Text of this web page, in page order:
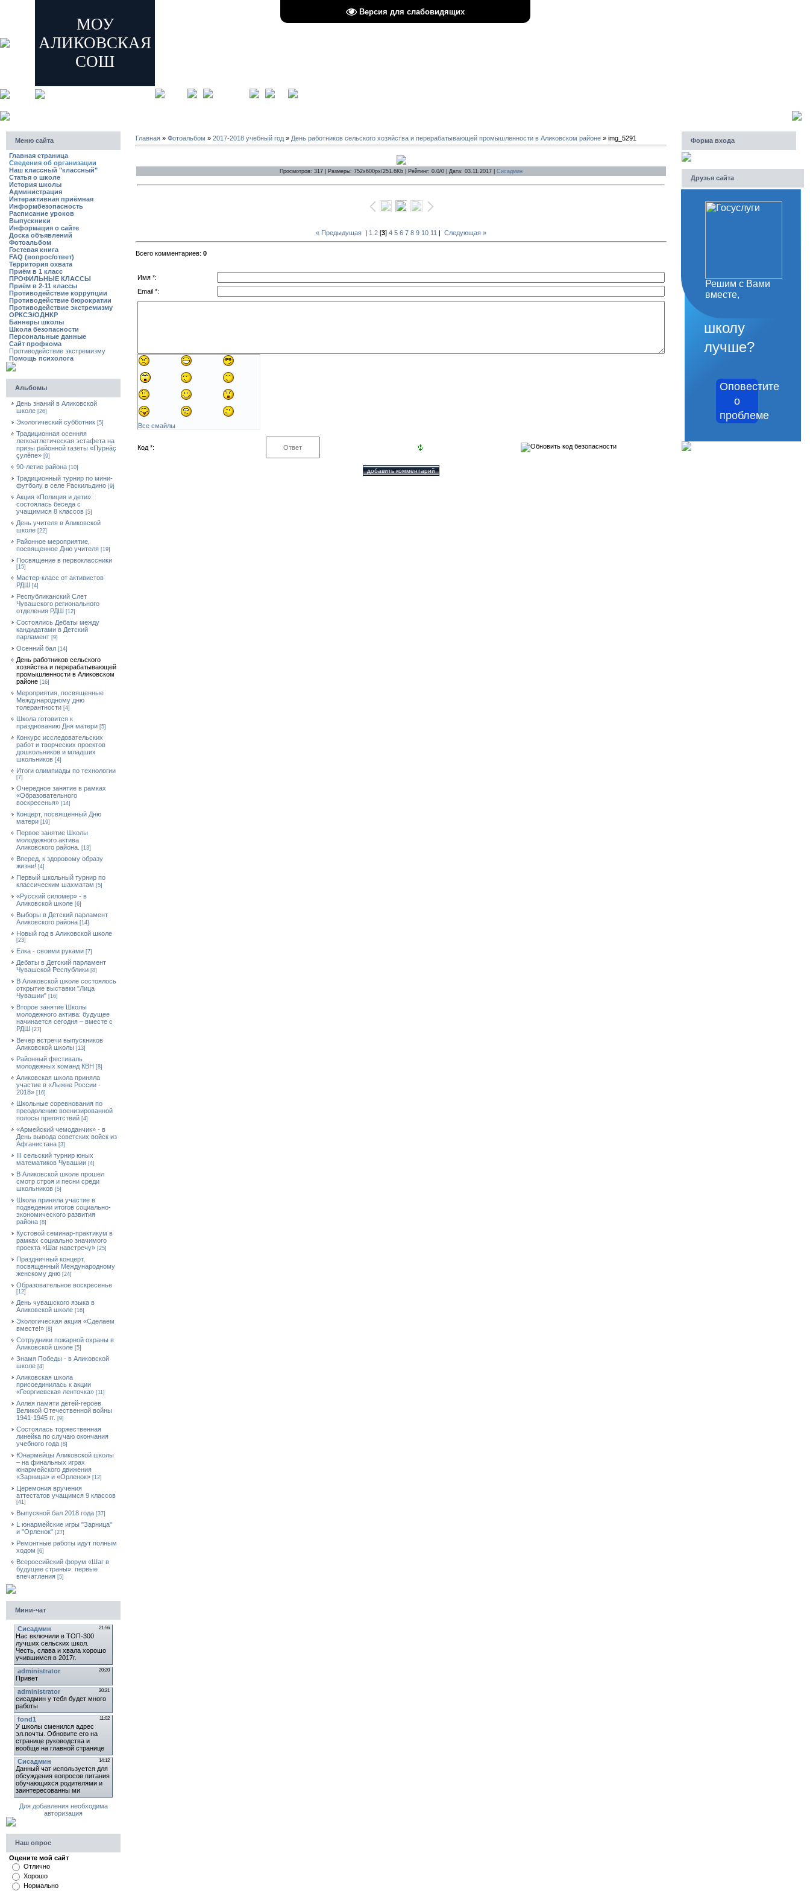
Версия для слабовидящих
МОУ
АЛИКОВСКАЯ
СОШ
Меню сайта
Главная страница
Сведения об организации
Наш классный "классный"
Статья о школе
История школы
Администрация
Интерактивная приёмная
Информбезопасность
Расписание уроков
Выпускники
Информация о сайте
Доска объявлений
Фотоальбом
Гостевая книга
FAQ (вопрос/ответ)
Территория охвата
Приём в 1 класс
ПРОФИЛЬНЫЕ КЛАССЫ
Приём в 2-11 классы
Противодействие коррупции
Противодействие бюрократии
Противодействие экстремизму
ОРКСЭ/ОДНКР
Баннеры школы
Школа безопасности
Персональные данные
Сайт профкома
Противодействие экстремизму
Помощь психолога
Альбомы
День знаний в Аликовской
школе [26]
Экологический субботник [5]
Традиционная осенняя
легкоатлетическая эстафета на
призы районной газеты «Пурнăç
çулĕпе» [9]
90-летие района [10]
Традиционный турнир по мини-
футболу в селе Раскильдино [9]
Акция «Полиция и дети»:
состоялась беседа с
учащимися 8 классов [5]
День учителя в Аликовской
школе [22]
Районное мероприятие,
посвященное Дню учителя [19]
Посвящение в первоклассники
[15]
Мастер-класс от активистов
РДШ [4]
Республиканский Слет
Чувашского регионального
отделения РДШ [12]
Состоялись Дебаты между
кандидатами в Детский
парламент [9]
Осенний бал [14]
День работников сельского
хозяйства и перерабатывающей
промышленности в Аликовском
районе [16]
Мероприятия, посвященные
Международному дню
толерантности [4]
Школа готовится к
празднованию Дня матери [5]
Конкурс исследовательских
работ и творческих проектов
дошкольников и младших
школьников [4]
Итоги олимпиады по технологии
[7]
Очередное занятие в рамках
«Образовательного
воскресенья» [14]
Концерт, посвященный Дню
матери [19]
Первое занятие Школы
молодежного актива
Аликовского района.
[13]
Вперед, к здоровому образу
жизни! [4]
Первый школьный турнир по
классическим шахматам [5]
«Русский силомер» - в
Аликовской школе [6]
Выборы в Детский парламент
Аликовского района [14]
Новый год в Аликовской школе
[23]
Елка - своими руками [7]
Дебаты в Детский парламент
Чувашской Республики [8]
В Аликовской школе состоялось
открытие выставки "Лица
Чувашии" [16]
Второе занятие Школы
молодежного актива: будущее
начинается сегодня – вместе с
РДШ [27]
Вечер встречи выпускников
Аликовской школы [13]
Районный фестиваль
молодежных команд КВН [8]
Аликовская школа приняла
участие в «Лыжне России -
2018» [16]
Школьные соревнования по
преодолению военизированной
полосы препятствий [4]
«Армейский чемоданчик» - в
День вывода советских войск из
Афганистана [3]
III сельский турнир юных
математиков Чувашии [4]
В Аликовской школе прошел
смотр строя и песни среди
школьников [5]
Школа приняла участие в
подведении итогов социально-
экономического развития
района [8]
Кустовой семинар-практикум в
рамках социально значимого
проекта «Шаг навстречу» [25]
Праздничный концерт,
посвященный Международному
женскому дню [24]
Образовательное воскресенье
[12]
День чувашского языка в
Аликовской школе [16]
Экологическая акция «Сделаем
вместе!» [8]
Сотрудники пожарной охраны в
Аликовской школе [5]
Знамя Победы - в Аликовской
школе [4]
Аликовская школа
присоединилась к акции
«Георгиевская ленточка» [11]
Аллея памяти детей-героев
Великой Отечественной войны
1941-1945 гг. [9]
Cостоялась торжественная
линейка по случаю окончания
учебного года [8]
Юнармейцы Аликовской школы
– на финальных играх
юнармейского движения
«Зарница» и «Орленок» [12]
Церемония вручения
аттестатов учащимся 9 классов
[41]
Выпускной бал 2018 года [37]
L юнармейские игры "Зарница"
и "Орленок" [27]
Ремонтные работы идут полным
ходом [6]
Всероссийский форум «Шаг в
будущее страны»: первые
впечатления [5]
Мини-чат
Для добавления необходима
авторизация
Наш опрос
Оцените мой сайт
Отлично
Хорошо
Нормально
Главная » Фотоальбом » 2017-2018 учебный год » День работников сельского хозяйства и перерабатывающей промышленности в Аликовском районе » img_5291
Просмотров: 317 | Размеры: 752x600px/251.6Kb | Рейтинг: 0.0/0 | Дата: 03.11.2017 | Сисадмин
« Предыдущая | 1 2 [3] 4 5 6 7 8 9 10 11 | Следующая »
Всего комментариев: 0
Имя *:
Email *:
Все смайлы
Код *:
Форма входа
Друзья сайта
Решим с Вами
вместе,
как
школу
лучше?
Оповестите
о
проблеме